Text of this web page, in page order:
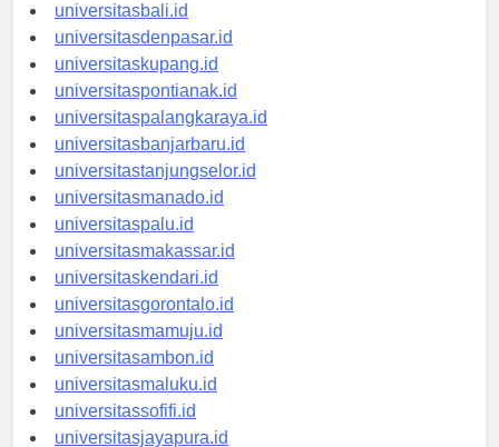
universitasbanten.id
universitasbali.id
universitasdenpasar.id
universitaskupang.id
universitaspontianak.id
universitaspalangkaraya.id
universitasbanjarbaru.id
universitastanjungselor.id
universitasmanado.id
universitaspalu.id
universitasmakassar.id
universitaskendari.id
universitasgorontalo.id
universitasmamuju.id
universitasambon.id
universitasmaluku.id
universitassofifi.id